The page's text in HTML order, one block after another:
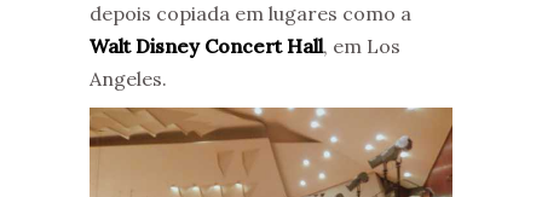
depois copiada em lugares como a
Walt Disney Concert Hall, em Los
Angeles.